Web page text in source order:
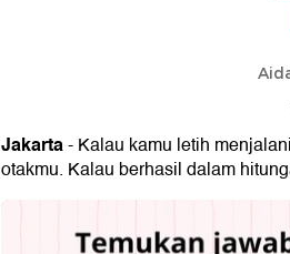
Jakarta- Kalau kamu letih
otakmu. Kalau berhasil dalam